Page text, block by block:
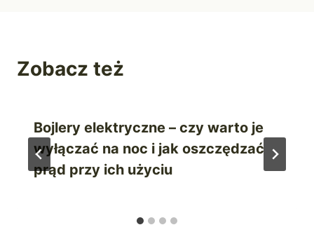
Zobacz też
Bojlery elektryczne – czy warto je
wyłączać na noc i jak oszczędzać
prąd przy ich użyciu